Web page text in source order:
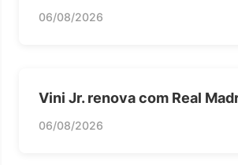
06/08/2026
Vini Jr. renova com Real
06/08/2026